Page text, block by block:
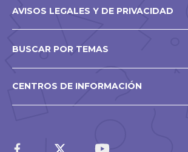
AVISOS LEGALES Y DE PRIVACIDAD
BUSCAR POR TEMAS
CENTROS DE INFORMACIÓN